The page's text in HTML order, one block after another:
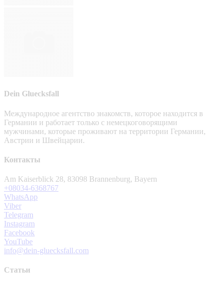
Dein Gluecksfall
Международное агентство знакомств, которое находится в
Германии и работает только с немецкоговорящими
мужчинами, которые проживают на территории Германии,
Австрии и Швейцарии.
Контакты
Am Kaiserblick 28, 83098 Brannenburg, Bayern
+08034-6368767
WhatsApp
Viber
Telegram
Instagram
Facebook
YouTube
info@dein-gluecksfall.com
Статьи